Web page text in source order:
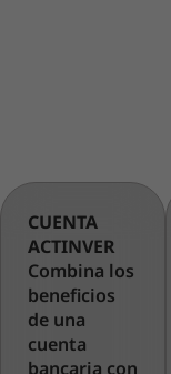
CUENTA
ACTINVER
Combina los
beneficios
de una
cuenta
bancaria con